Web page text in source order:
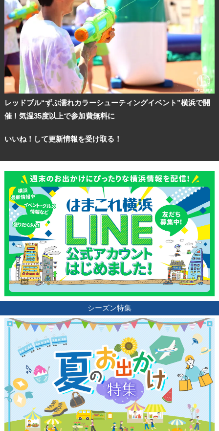
レッドブル“ずぶ濡れカラーシューティングイベント”横浜で開
催！気温35度以上で参加費無料に
いいね！して更新情報を受け取る！
シーズン特集
観光ガイド
ランキング
ブログ記事
サイトについて